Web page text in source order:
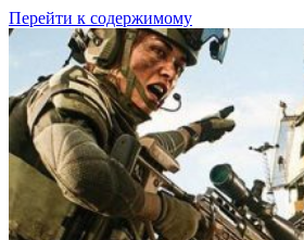
Перейти к содержимому